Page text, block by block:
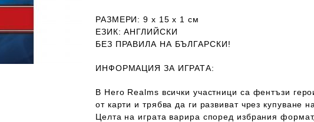
РАЗМЕРИ: 9 х 15 х 1см
ЕЗИК: АНГЛИЙСКИ
БЕЗ ПРАВИЛА НА БЪЛГАРСКИ!
ИНФОРМАЦИЯ ЗА ИГРАТА:
В Hero Realms всички участници са фентъзи
от карти и трябва да ги развиват чрез купуване
Целта на играта варира според избрания